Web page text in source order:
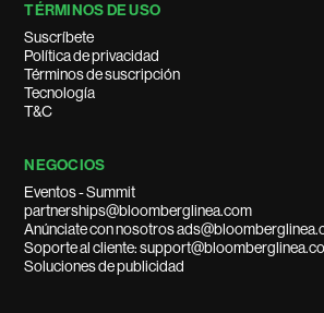
TÉRMINOS DE USO
Suscríbete
Política de privacidad
Términos de suscripción
Tecnología
T&C
NEGOCIOS
Eventos - Summit
partnerships@bloomberglinea.com
Anúnciate con nosotros
Soporte al cliente:
Soluciones de publicidad